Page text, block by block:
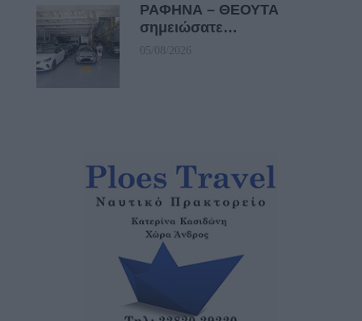
ΡΑΦΗΝΑ – ΘΕΟΥΤΑ
σημειώσατε…
05/08/2026